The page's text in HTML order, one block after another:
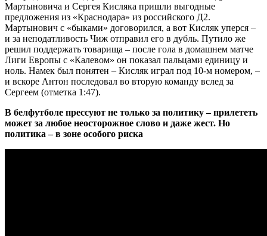
Мартыновича и Сергея Кисляка пришли выгодные
предложения из «Краснодара» из российского Д2.
Мартынович с «быками» договорился, а вот Кисляк уперся –
и за неподатливость Чиж отправил его в дубль. Путило же
решил поддержать товарища – после гола в домашнем матче
Лиги Европы с «Калевом» он показал пальцами единицу и
ноль. Намек был понятен – Кисляк играл под 10-м номером, –
и вскоре Антон последовал во вторую команду вслед за
Сергеем (отметка 1:47).
В белфутболе прессуют не только за политику – прилететь
может за любое неосторожное слово и даже жест. Но
политика – в зоне особого риска